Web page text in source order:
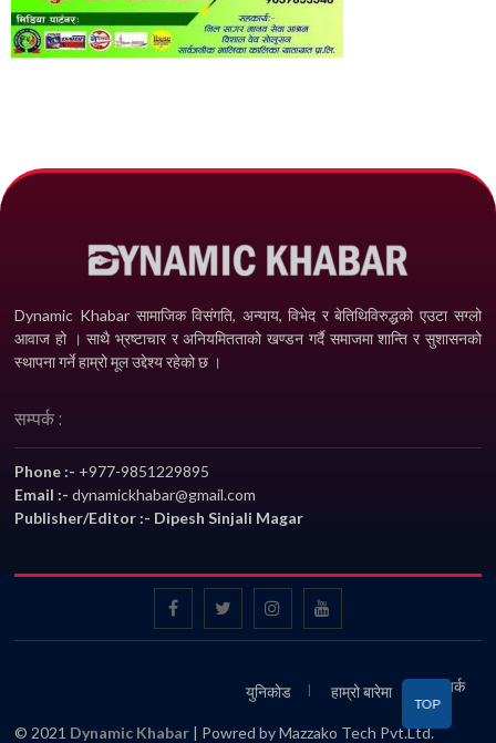
Dynamic Khabar सामाजिक विसंगति, अन्याय, विभेद­ र बेतिथिविरुद्धको एउटा सग्लो
आवाज हो । साथै भ्रष्टाचार र अनियमितताको खण्डन गर्दै समाजमा शान्ति र सुशासनको
स्थापना गर्ने हाम्रो मूल उद्देश्य रहेको छ ।
सम्पर्क :
Phone :- +977-9851229895
Email :-dynamickhabar@gmail.com
Publisher/Editor :- Dipesh Sinjali Magar
युनिकोड हाम्रो बारेमा सम्पर्क
© 2021 Dynamic Khabar | Powred by Mazzako Tech Pvt.Ltd.
TOP